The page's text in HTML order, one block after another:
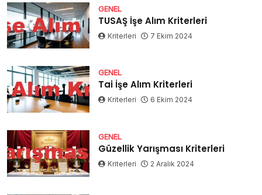
GENEL
TUSAŞ İşe Alım Kriterleri
Kriterleri 7 Ekim 2024
GENEL
Tai İşe Alım Kriterleri
Kriterleri 6 Ekim 2024
GENEL
Güzellik Yarışması Kriterleri
Kriterleri 2 Aralık 2024